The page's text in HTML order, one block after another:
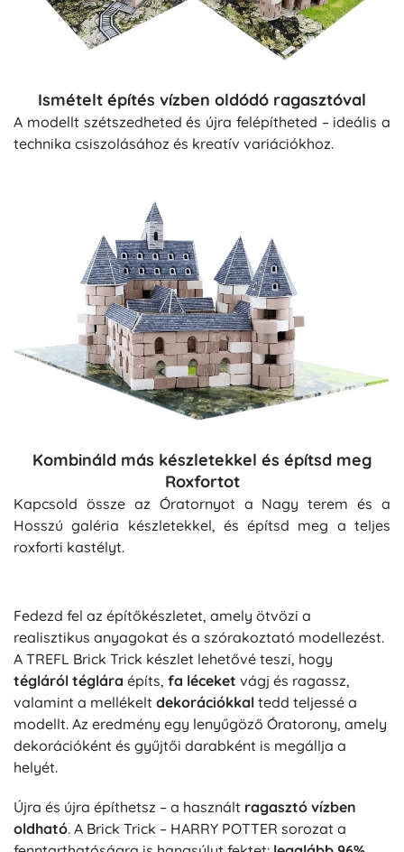
Ismételt építés vízben oldódó ragasztóval
A modellt szétszedheted és újra felépítheted – ideális a
technika csiszolásához és kreatív variációkhoz.
Kombináld más készletekkel és építsd meg
Roxfortot
Kapcsold össze az Óratornyot a Nagy terem és a
Hosszú galéria készletekkel, és építsd meg a teljes
roxforti kastélyt.
Fedezd fel az építőkészletet, amely ötvözi a
realisztikus anyagokat és a szórakoztató modellezést.
A TREFL Brick Trick készlet lehetővé teszi, hogy
tégláról téglára építs, fa léceket vágj és ragassz,
valamint a mellékelt dekorációkkal tedd teljessé a
modellt. Az eredmény egy lenyűgöző Óratorony, amely
dekorációként és gyűjtői darabként is megállja a
helyét.
Újra és újra építhetsz – a használt ragasztó vízben
oldható. A Brick Trick – HARRY POTTER sorozat a